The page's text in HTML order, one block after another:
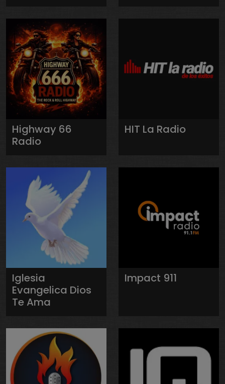
Highway 66
Radio
HIT La Radio
Iglesia
Evangelica Dios
Te Ama
Impact 911